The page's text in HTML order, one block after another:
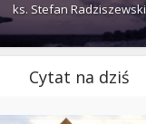
ks. Stefan Radziszewski
Cytat na dziś